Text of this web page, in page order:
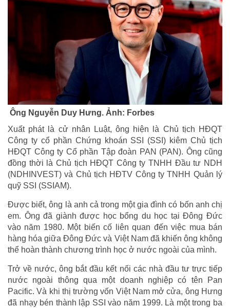
Ông Nguyễn Duy Hưng. Ảnh: Forbes
Xuất phát là cử nhân Luật, ông hiện là Chủ tịch HĐQT
Công ty cổ phần Chứng khoán SSI (SSI) kiêm Chủ tịch
HĐQT Công ty Cổ phần Tập đoàn PAN (PAN). Ông cũng
đồng thời là Chủ tịch HĐQT Công ty TNHH Đầu tư NDH
(NDHINVEST) và Chủ tịch HĐTV Công ty TNHH Quản lý
quỹ SSI (SSIAM).
Được biết, ông là anh cả trong một gia đình có bốn anh chị
em. Ông đã giành được học bổng du học tại Đông Đức
vào năm 1980. Một biến cố liên quan đến việc mua bán
hàng hóa giữa Đông Đức và Việt Nam đã khiến ông không
thể hoàn thành chương trình học ở nước ngoài của mình.
Trở về nước, ông bắt đầu kết nối các nhà đầu tư trực tiếp
nước ngoài thông qua một doanh nghiệp có tên Pan
Pacific. Và khi thị trường vốn Việt Nam mở cửa, ông Hưng
đã nhạy bén thành lập SSI vào năm 1999. Là một trong ba